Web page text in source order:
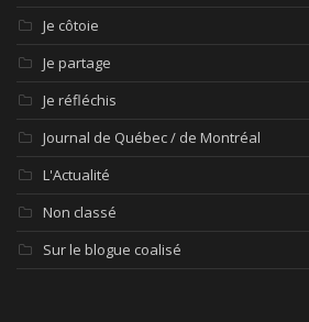
Je côtoie
Je partage
Je réfléchis
Journal de Québec / de Montréal
L'Actualité
Non classé
Sur le blogue coalisé